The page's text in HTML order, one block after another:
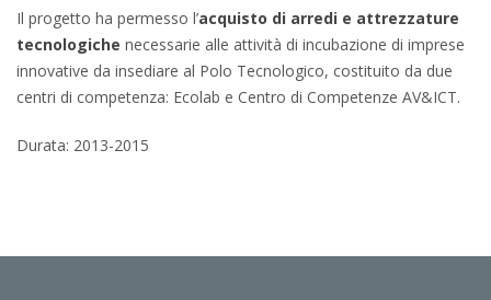
Il progetto ha permesso l’acquisto di arredi e attrezzature
tecnologiche necessarie alle attività di incubazione di imprese
innovative da insediare al Polo Tecnologico, costituito da due
centri di competenza: Ecolab e Centro di Competenze AV&ICT.
Durata: 2013-2015